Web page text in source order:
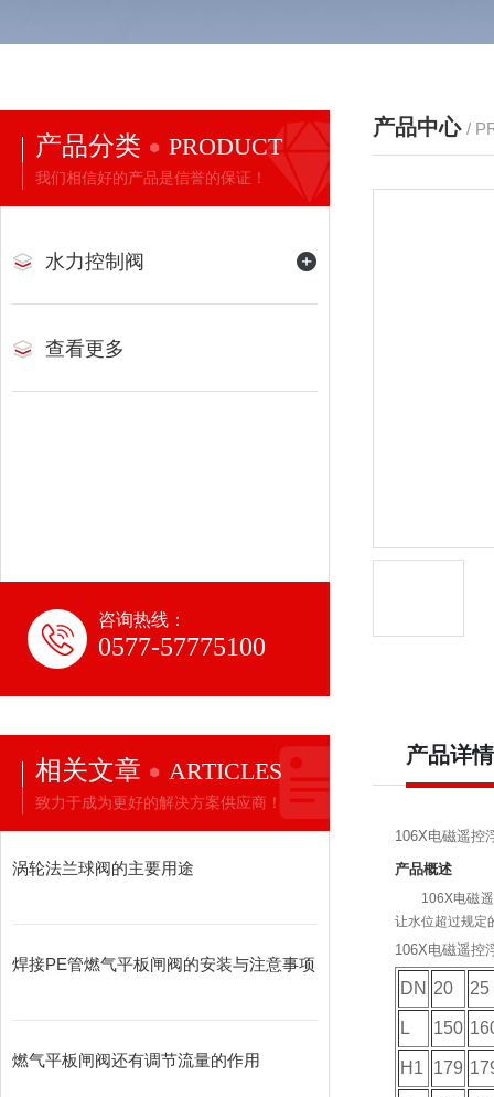
产品分类 PRODUCT
我们相信好的产品是信誉的保证！
水力控制阀
查看更多
咨询热线：
0577-57775100
相关文章 ARTICLES
致力于成为更好的解决方案供应商！
涡轮法兰球阀的主要用途
焊接PE管燃气平板闸阀的安装与注意事项
燃气平板闸阀还有调节流量的作用
产品中心 /
产品详情
106X电磁遥控
产品概述
106X电磁遥
让水位超过规定
106X电磁遥控
DN 20 25
L 150
H1 179